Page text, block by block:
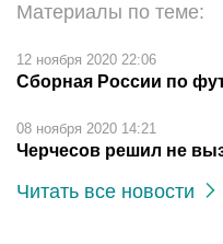
Материалы по теме:
12 ноября 2020 22:06
Сборная России по
08 ноября 2020 14:21
Черчесов решил не
Читать все новости